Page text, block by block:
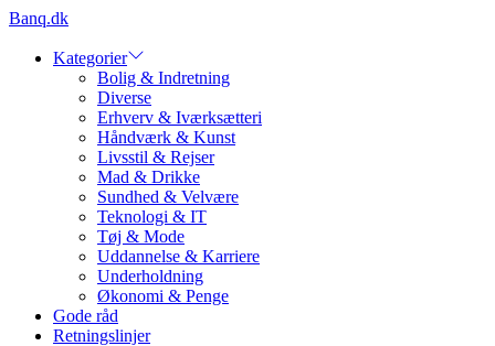
Skip
content
Banq.dk
Kategorier
Bolig & Indretning
Diverse
Erhverv & Iværksætteri
Håndværk & Kunst
Livsstil & Rejser
Mad & Drikke
Sundhed & Velvære
Teknologi & IT
Tøj & Mode
Uddannelse & Karriere
Underholdning
Økonomi & Penge
Gode råd
Retningslinjer